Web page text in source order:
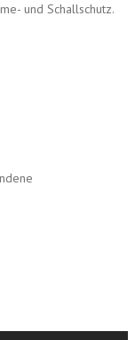
und Schallschutz.